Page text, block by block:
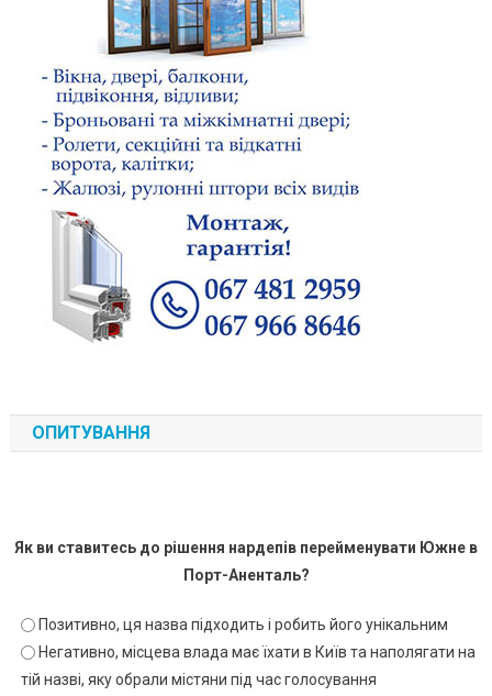
ОПИТУВАННЯ
Як ви ставитесь до рішення нардепів перейменувати Южне в
Порт-Аненталь?
Позитивно, ця назва підходить і робить його унікальним
Негативно, місцева влада має їхати в Київ та наполягати на
тій назві, яку обрали містяни під час голосування